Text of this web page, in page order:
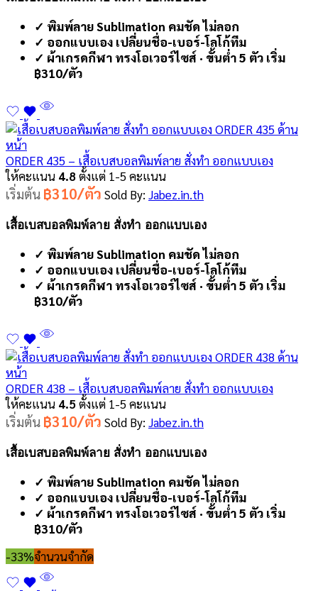
✓ พิมพ์ลาย Sublimation คมชัด ไม่ลอก
✓ ออกแบบเอง เปลี่ยนชื่อ-เบอร์-โลโก้ทีม
✓ ผ้าเกรดกีฬา ทรงโอเวอร์ไซส์ · ขั้นต่ำ 5 ตัว เริ่ม
฿310/ตัว
ORDER 435 – เสื้อเบสบอลพิมพ์ลาย สั่งทำ ออกแบบเอง
ให้คะแนน 4.8ตั้งแต่ 1-5 คะแนน
เริ่มต้น ฿310/ตัว Sold By: Jabez.in.th
เสื้อเบสบอลพิมพ์ลาย สั่งทำ ออกแบบเอง
✓ พิมพ์ลาย Sublimation คมชัด ไม่ลอก
✓ ออกแบบเอง เปลี่ยนชื่อ-เบอร์-โลโก้ทีม
✓ ผ้าเกรดกีฬา ทรงโอเวอร์ไซส์ · ขั้นต่ำ 5 ตัว เริ่ม
฿310/ตัว
ORDER 438 – เสื้อเบสบอลพิมพ์ลาย สั่งทำ ออกแบบเอง
ให้คะแนน 4.5ตั้งแต่ 1-5 คะแนน
เริ่มต้น ฿310/ตัว Sold By: Jabez.in.th
เสื้อเบสบอลพิมพ์ลาย สั่งทำ ออกแบบเอง
✓ พิมพ์ลาย Sublimation คมชัด ไม่ลอก
✓ ออกแบบเอง เปลี่ยนชื่อ-เบอร์-โลโก้ทีม
✓ ผ้าเกรดกีฬา ทรงโอเวอร์ไซส์ · ขั้นต่ำ 5 ตัว เริ่ม
฿310/ตัว
-33%จำนวนจำกัด